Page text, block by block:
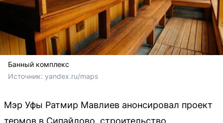
Банный комплекс
Источник: yandex.ru/maps
Мэр Уфы Ратмир Мавлиев анонсировал проект
термов в Сипайлово, строительство